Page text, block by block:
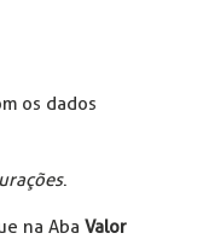
os dados
.
na AbaValor